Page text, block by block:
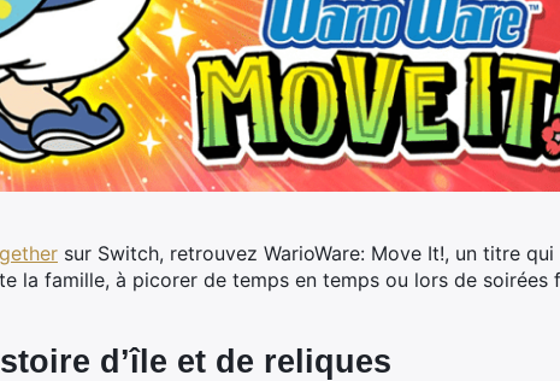
sur Switch, retrouvez WarioWare: Move It!, un titre qui
la famille, à picorer de temps en temps ou lors de soirées
d’île et de reliques